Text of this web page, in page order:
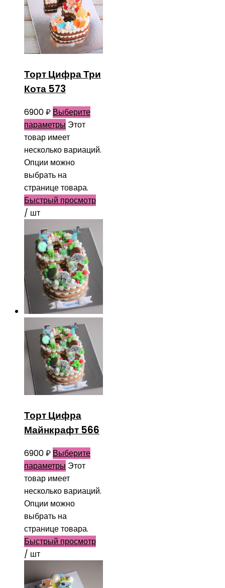
Торт Цифра Три
Кота 573
6900₽ Выберите
параметры Этот
товар имеет
несколько вариаций.
Опции можно
выбрать на
странице товара.
Быстрый просмотр
/ шт
Торт Цифра
Майнкрафт 566
6900₽ Выберите
параметры Этот
товар имеет
несколько вариаций.
Опции можно
выбрать на
странице товара.
Быстрый просмотр
/ шт